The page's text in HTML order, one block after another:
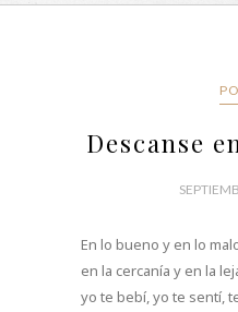
Descanse
En lo bueno y en lo
en la cercanía y en la
yo te bebí, yo te sentí,